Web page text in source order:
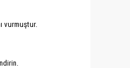
vurmuştur.